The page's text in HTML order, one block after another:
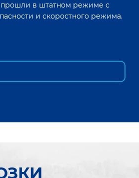
прошли в штатном режиме с
и скоростного режима.